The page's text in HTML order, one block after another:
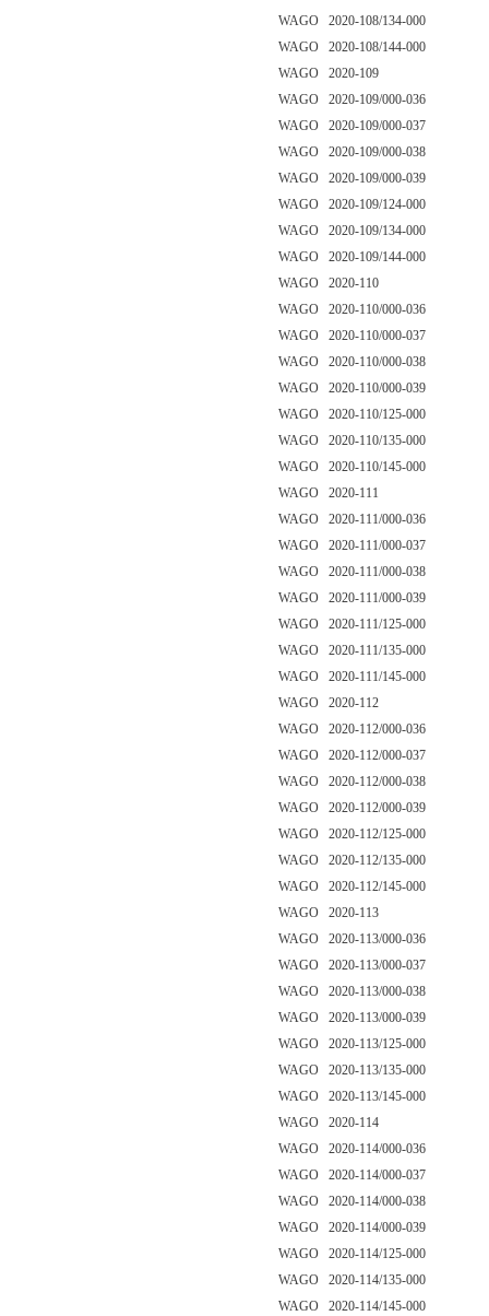
WAGO 2020-108/134-000
WAGO 2020-108/144-000
WAGO 2020-109
WAGO 2020-109/000-036
WAGO 2020-109/000-037
WAGO 2020-109/000-038
WAGO 2020-109/000-039
WAGO 2020-109/124-000
WAGO 2020-109/134-000
WAGO 2020-109/144-000
WAGO 2020-110
WAGO 2020-110/000-036
WAGO 2020-110/000-037
WAGO 2020-110/000-038
WAGO 2020-110/000-039
WAGO 2020-110/125-000
WAGO 2020-110/135-000
WAGO 2020-110/145-000
WAGO 2020-111
WAGO 2020-111/000-036
WAGO 2020-111/000-037
WAGO 2020-111/000-038
WAGO 2020-111/000-039
WAGO 2020-111/125-000
WAGO 2020-111/135-000
WAGO 2020-111/145-000
WAGO 2020-112
WAGO 2020-112/000-036
WAGO 2020-112/000-037
WAGO 2020-112/000-038
WAGO 2020-112/000-039
WAGO 2020-112/125-000
WAGO 2020-112/135-000
WAGO 2020-112/145-000
WAGO 2020-113
WAGO 2020-113/000-036
WAGO 2020-113/000-037
WAGO 2020-113/000-038
WAGO 2020-113/000-039
WAGO 2020-113/125-000
WAGO 2020-113/135-000
WAGO 2020-113/145-000
WAGO 2020-114
WAGO 2020-114/000-036
WAGO 2020-114/000-037
WAGO 2020-114/000-038
WAGO 2020-114/000-039
WAGO 2020-114/125-000
WAGO 2020-114/135-000
WAGO 2020-114/145-000